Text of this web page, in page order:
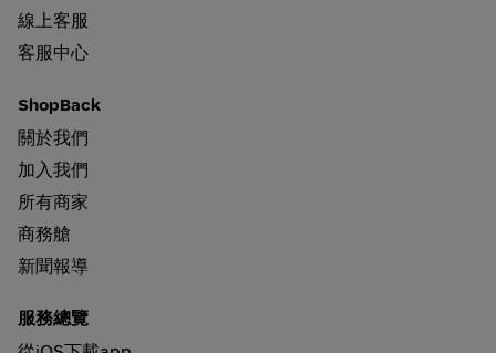
線上客服
客服中心
ShopBack
關於我們
加入我們
所有商家
商務艙
新聞報導
服務總覽